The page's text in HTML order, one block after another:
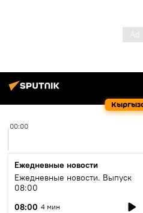
00:00
Ежедневные новости
Ежедневные новости. Выпуск
08:00
08:00 4 мин